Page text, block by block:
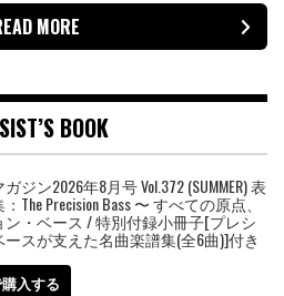
MORE
BOOK
ジン2026年8月号 Vol.372 (SUMMER) 表
The Precision Bass 〜 すべての原点、
ン・ベース / 特別付録小冊子[プレシ
スが支えた名曲楽譜集(全6曲)]付き
入する